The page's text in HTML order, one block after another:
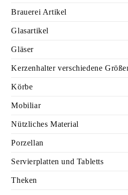
Brauerei Artikel
Glasartikel
Gläser
Kerzenhalter verschiedene
Körbe
Mobiliar
Nützliches Material
Porzellan
Servierplatten und Tabletts
Theken